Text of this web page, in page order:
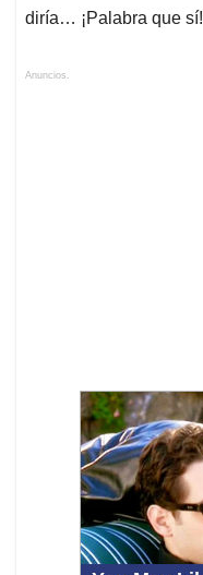
diría… ¡Palabra que sí!
Anuncios.